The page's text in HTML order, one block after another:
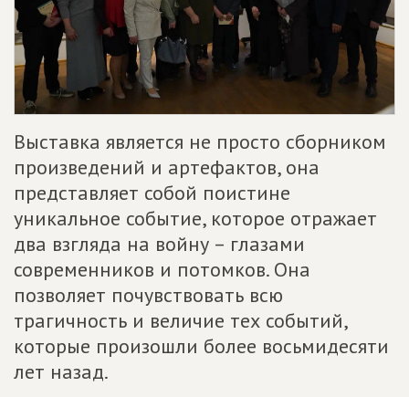
Выставка является не просто сборником
произведений и артефактов, она
представляет собой поистине
уникальное событие, которое отражает
два взгляда на войну – глазами
современников и потомков. Она
позволяет почувствовать всю
трагичность и величие тех событий,
которые произошли более восьмидесяти
лет назад.